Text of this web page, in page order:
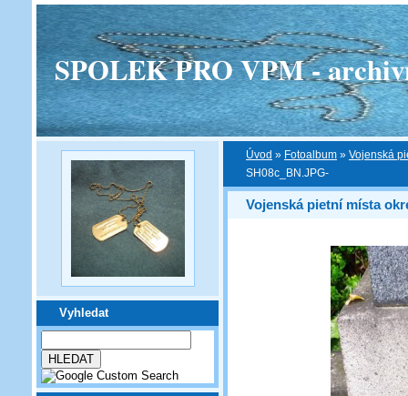
SPOLEK PRO VPM -
Vyhledat
Úvod » Fotoalbum » Vojenská
SH08c_BN.JPG-
Vojenská pietní místa